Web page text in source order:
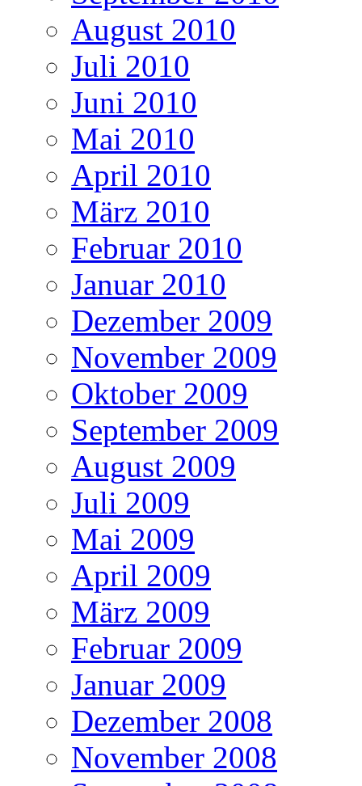
August 2010
Juli 2010
Juni 2010
Mai 2010
April 2010
März 2010
Februar 2010
Januar 2010
Dezember 2009
November 2009
Oktober 2009
September 2009
August 2009
Juli 2009
Mai 2009
April 2009
März 2009
Februar 2009
Januar 2009
Dezember 2008
November 2008